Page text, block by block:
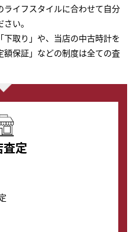
イフスタイルに合わせて自分
い。
取り」や、当店の中古時計を
保証」などの制度は全ての査
定